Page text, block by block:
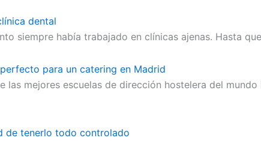
dental
siempre había trabajado en clínicas ajenas. Hasta
para un catering en Madrid
las mejores escuelas de dirección hostelera del
de tenerlo todo controlado